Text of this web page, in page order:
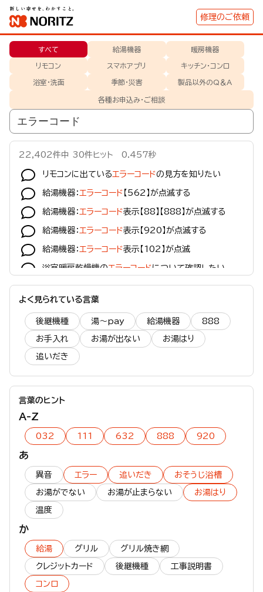
修理のご依頼
すべて 給湯機器 暖房機器
リモコン スマホアプリ キッチン・コンロ
浴室･洗面 季節・災害 製品以外のQ＆A
各種お申込み・ご相談
22,402件中 30件ヒット 0.457秒
リモコンに出ているエラーコードの見方を知りたい
給湯機器： エラーコード 【562】が点滅する
給湯機器： エラーコード表示【88】【888】が点滅する
給湯機器： エラーコード表示【920】が点滅する
給湯機器： エラーコード表示【102】が点滅
浴室暖房乾燥機のエラーコードについて確認したい
給湯機器：エラーコード表示【903】が点滅する
給湯機器：エラーコード
給湯機器：エラーコード 表示【110】が点滅する
給湯機器：エラーコード表示【632】が点滅する
エコウィル：
暖房機器：
滅する
給湯機器：エラーコード表示【013】が点滅する
給湯機器：エラーコード表示【111】が点滅する
ガスコンロ：エラーコード表示【11】が点滅する
太陽熱ソーラー：エラーコード表示【56C】が点滅する
エコウィル：
給湯機器：エラーコード表示【120】が点滅する
エコウィル：エラーコード表示【570】が点滅する
給湯機器：エラーコード表示【140】が点滅する
よく見られている言葉
後継機種 湯～pay 給湯機器 888
お手入れ お湯が出ない お湯はり
追いだき
言葉のヒント
A-Z
032 111 632 888 920
あ
異音 エラー 追いだき おそうじ浴槽
お湯がでない お湯が止まらない お湯はり
温度
か
給湯 グリル グリル焼き網
クレジットカード 後継機種 工事説明書
コンロ